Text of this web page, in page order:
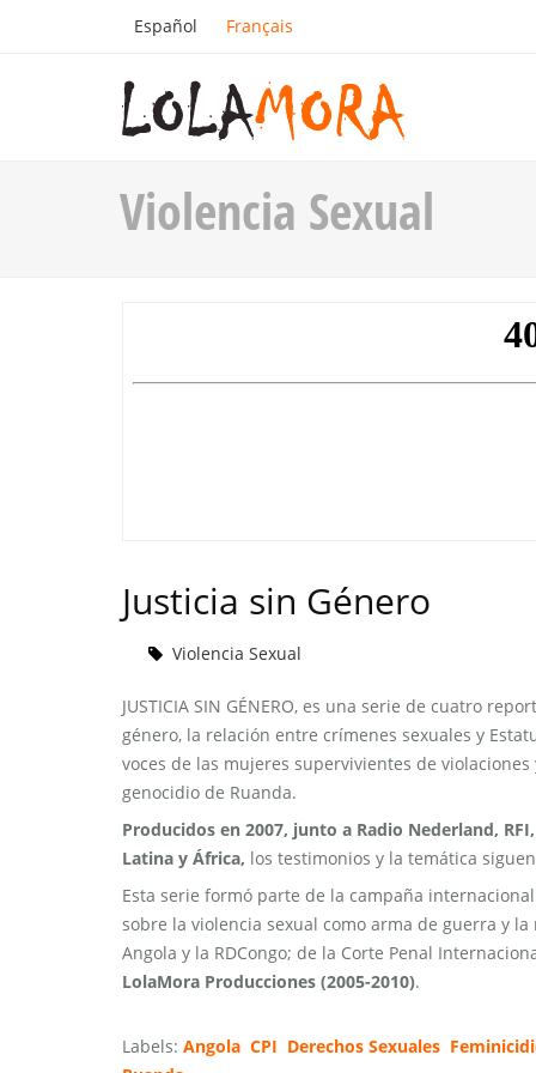
Español Français
Violencia Sexual
Justicia sin Género
Violencia Sexual
JUSTICIA SIN GÉNERO, es una serie de cuatro
género, la relación entre crímenes sexuales y
voces de las mujeres supervivientes de
genocidio de Ruanda.
Producidos en 2007, junto a Radio Nederland,
Latina y África, los testimonios y la temática
Esta serie formó parte de la campaña internacional
sobre la violencia sexual como arma de guerra y
Angola y la RDCongo; de la Corte Penal
LolaMora Producciones (2005-2010).
Labels: Angola CPI Derechos Sexuales